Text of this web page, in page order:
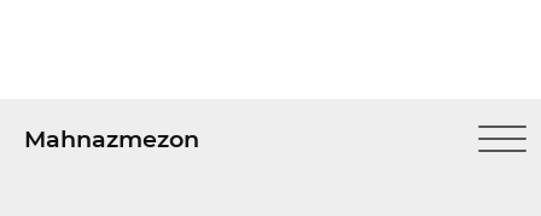
Mahnazmezon